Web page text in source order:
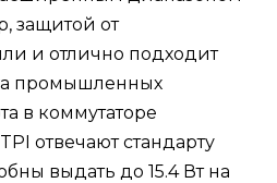
защитой от
и отлично подходит
промышленных
в коммутаторе
отвечают стандарту
выдать до 15.4 Вт на